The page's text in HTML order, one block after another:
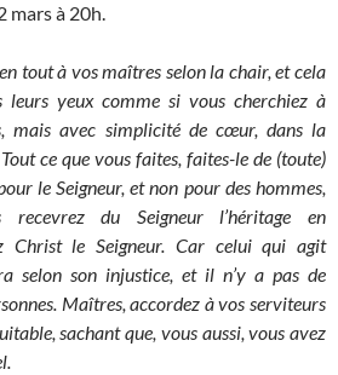
mars à 20h.
tout à vos maîtres selon la chair, et cela
leurs yeux comme si vous cherchiez à
mais avec simplicité de cœur, dans la
Tout ce que vous faites, faites-le de (toute)
le Seigneur, et non pour des hommes,
recevrez du Seigneur l’héritage en
Christ le Seigneur. Car celui qui agit
selon son injustice, et il n’y a pas de
Maîtres, accordez à vos serviteurs
sachant que, vous aussi, vous avez